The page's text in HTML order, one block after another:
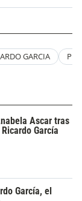
GARCIA
Ascar tras
García
García, el